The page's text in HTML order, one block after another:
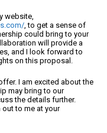
website,
, to get a sense of
could bring to your
will provide a
and I look forward to
on this proposal.
I am excited about the
may bring to our
the details further.
to me at your